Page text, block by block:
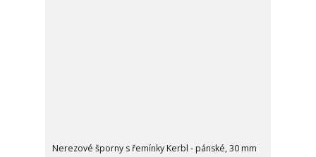
Nerezové šporny s řemínky Kerbl - pánské, 30 mm